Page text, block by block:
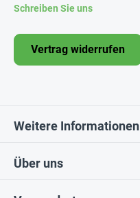
Über uns
Schreiben Sie uns
Vertrag widerrufen
Weitere Informationen